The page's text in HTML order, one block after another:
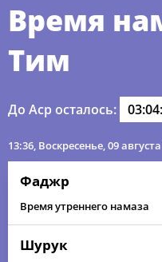
Время
Тим
До Аср осталось:
13:36, Воскресенье, 09
Фаджр
Время утреннего намаза
Шурук